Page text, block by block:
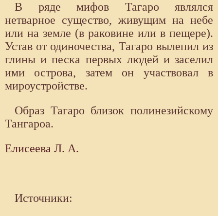
В ряде мифов Тагаро являлся
нетварное существо, живущим на небе
или на земле (в раковине или в пещере).
Устав от одиночества, Тагаро вылепил из
глины и песка первых людей и заселил
ими острова, затем он участвовал в
мироустройстве.
Образ Тагаро близок полинезийскому
Тангароа.
Елисеева Л. А.
Источники: